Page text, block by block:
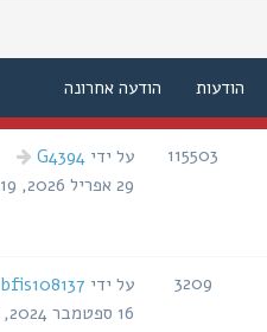
הודעות הודעה אחרונה
115503
הודעה
אחרונה
על ידיG4394
29 אפריל 2026, 13:19
3209
הודעה
אחרונה
על ידי bfis108137
16 ספטמבר 2024, 15:16